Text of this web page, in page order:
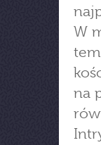
W
na